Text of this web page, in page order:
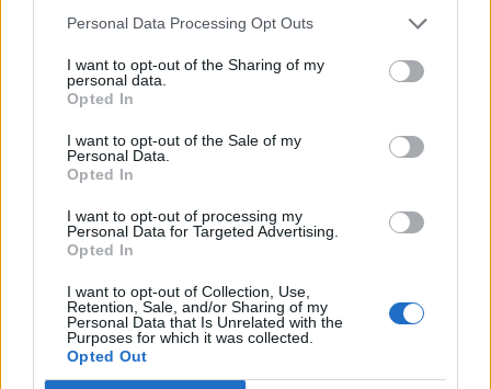
Personal Data Processing Opt Outs
I want to opt-out of the Sharing of my
personal data.
Opted In
I want to opt-out of the Sale of my
Personal Data.
Opted In
I want to opt-out of processing my
Personal Data for Targeted Advertising.
Opted In
I want to opt-out of Collection, Use,
Retention, Sale, and/or Sharing of my
Personal Data that Is Unrelated with the
Purposes for which it was collected.
Opted Out
3
UUTISET
Kela voi leikata tukia
ulkomaanmatkan vuoksi